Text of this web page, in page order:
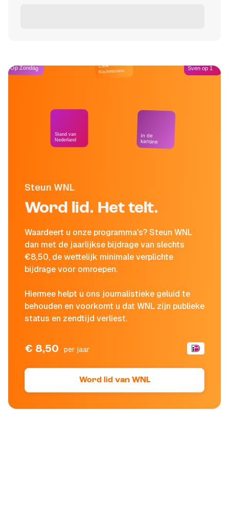
Steun WNL
Word lid. Het telt.
Waardeert u onze programma's? Steun WNL
dan met de jaarlijkse bijdrage van slechts
€8,50, de wettelijk minimale verplichte
bijdrage voor omroepen.
Hiermee helpt u ons journalistieke geluid te
behouden en voorkomt u dat WNL zijn publieke
status en zendtijd verliest.
€ 8,50 per jaar
Word lid van WNL
Op Zondag
Stand van
Nederland
Café
Kockelmann
In de
kantine
Sven op 1